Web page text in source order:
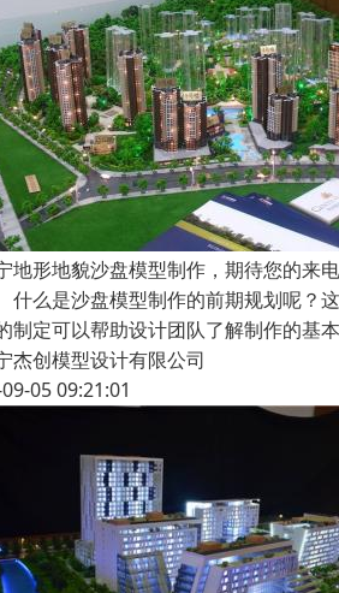
地形地貌沙盘模型制作，期待您的来电
么是沙盘模型制作的前期规划呢？
制定可以帮助设计团队了解制作的基
杰创模型设计有限公司
05 09:21:01